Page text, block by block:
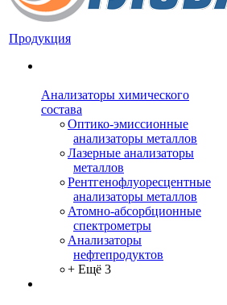
Продукция
Анализаторы химического
состава
Оптико-эмиссионные
анализаторы металлов
Лазерные анализаторы
металлов
Рентгенофлуоресцентные
анализаторы металлов
Атомно-абсорбционные
спектрометры
Анализаторы
нефтепродуктов
+ Ещё 3